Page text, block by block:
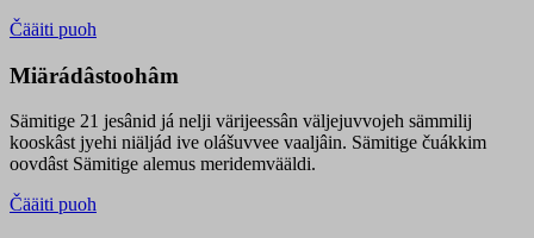
Čääiti puoh
Miärádâstoohâm
Sämitige 21 jesânid já nelji värijeessân väljejuvvojeh sämmilij
kooskâst jyehi niäljád ive olášuvvee vaaljâin. Sämitige čuákkim
oovdâst Sämitige alemus meridemvääldi.
Čääiti puoh